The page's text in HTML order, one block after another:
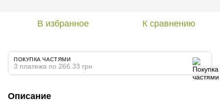
В избранное К сравнению
ПОКУПКА ЧАСТЯМИ
3 платежа по 266.33 грн
Описание